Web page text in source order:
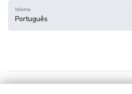
Idioma
Português